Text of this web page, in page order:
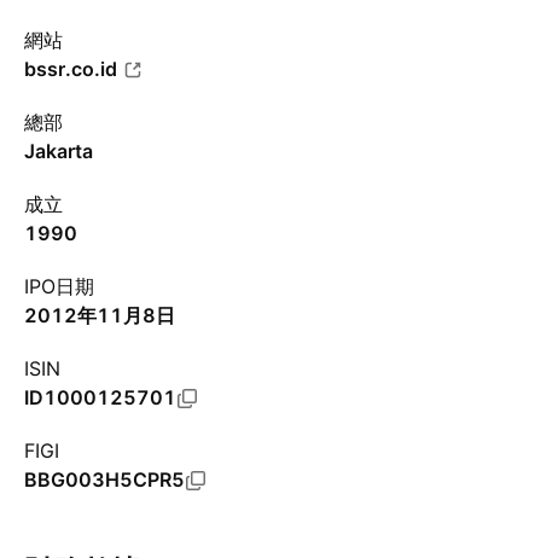
網站
bssr.co.id
總部
Jakarta
成立
1990
IPO日期
2012年11月8日
ISIN
ID1000125701
FIGI
BBG003H5CPR5